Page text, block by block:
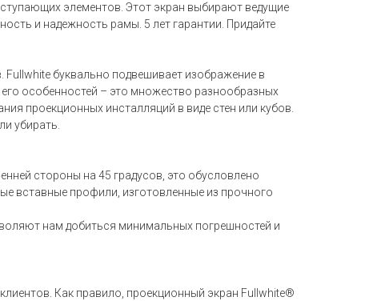
элементов. Этот экран выбирают ведущие
и надежность рамы. 5 лет гарантии. Придайте
буквально подвешивает изображение в
его особенностей – это множество разнообразных
проекционных инсталляций в виде стен или кубов.
убирать.
стороны на 45 градусов, это обусловлено
вставные профили, изготовленные из прочного
нам добиться минимальных погрешностей и
Как правило, проекционный экран Fullwhite®